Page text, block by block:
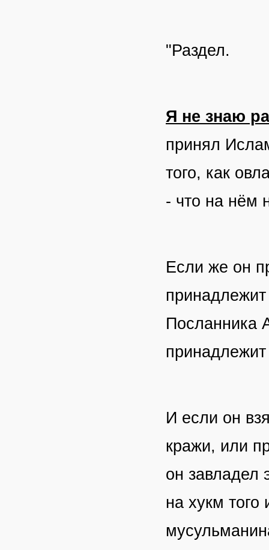
"Раздел.
Я не знаю
принял
того, как
- что на нём
Если же он
Посланника
И если он
кражи, или
он завладел
на хукм